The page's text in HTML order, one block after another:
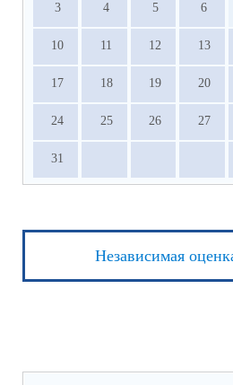
3 4 5 6
10 11 12 13
17 18 19 20
24 25 26 27
31
Независимая